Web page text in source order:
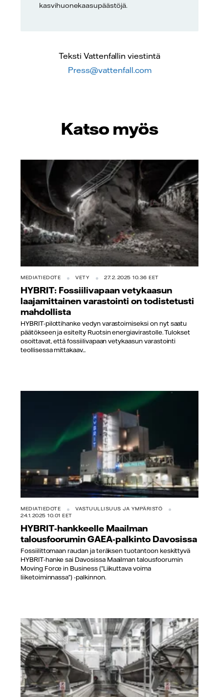
kasvihuonekaasupäästöjä.
Teksti Vattenfallin viestintä
Press@vattenfall.com
Katso myös
MEDIATIEDOTE VETY 27.2.2025 10.36 EET
HYBRIT: Fossiilivapaan vetykaasun
laajamittainen varastointi on todistetusti
mahdollista
HYBRIT-pilottihanke vedyn varastoimiseksi on nyt saatu
päätökseen ja esitelty Ruotsin energiavirastolle. Tulokset
osoittavat, että fossiilivapaan vetykaasun varastointi
teollisessa mittakaav...
MEDIATIEDOTE
VASTUULLISUUS JA YMPÄRISTÖ
24.1.2025 10.01 EET
HYBRIT-hankkeelle Maailman
talousfoorumin GAEA-palkinto Davosissa
Fossiilittomaan raudan ja teräksen tuotantoon keskittyvä
HYBRIT-hanke sai Davosissa Maailman talousfoorumin
Moving Force in Business (”Liikuttava voima
liiketoiminnassa”) -palkinnon.